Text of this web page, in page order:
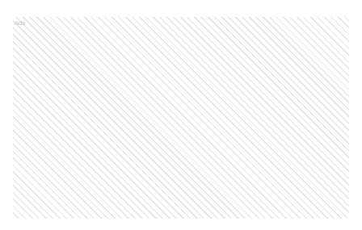
Ads